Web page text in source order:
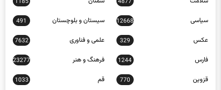
سیاسی 12668 سیستان و بلوچستان 491
عکس 329 علمی و فناوری 7632
فارس 1244 فرهنگ و هنر 23277
قزوین 770 قم 1033
کاریکاتور 452 کردستان 940